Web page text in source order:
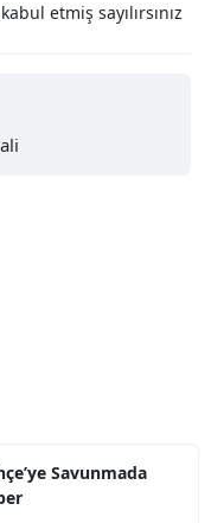
etmiş sayılırsınız
Savunmada